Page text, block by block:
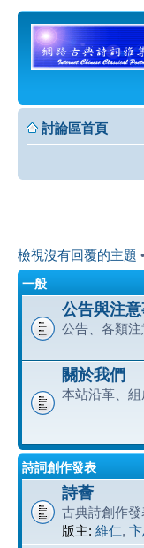
討論區首頁
檢視沒有回覆的主題 •
一般
公告與注
公告、各類注
關於我們
本站沿革、組
詩詞創作發表
詩薈
古典詩創作
版主: 維仁,